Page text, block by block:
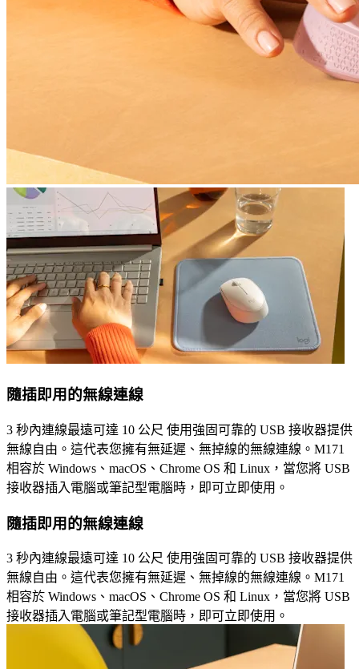
隨插即用的無線連線
3 秒內連線最遠可達 10 公尺 使用強固可靠的 USB 接收器提供
無線自由。這代表您擁有無延遲、無掉線的無線連線。M171
相容於 Windows、macOS、Chrome OS 和 Linux，當您將 USB
接收器插入電腦或筆記型電腦時，即可立即使用。
隨插即用的無線連線
3 秒內連線最遠可達 10 公尺 使用強固可靠的 USB 接收器提供
無線自由。這代表您擁有無延遲、無掉線的無線連線。M171
相容於 Windows、macOS、Chrome OS 和 Linux，當您將 USB
接收器插入電腦或筆記型電腦時，即可立即使用。